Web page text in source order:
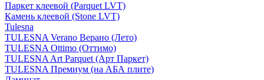
Паркет клеевой (Parquet LVT)
Камень клеевой (Stone LVT)
Tulesna
TULESNA Verano Верано (Лето)
TULESNA Ottimo (Оттимо)
TULESNA Art Parquet (Арт Паркет)
TULESNA Премиум (на АБА плите)